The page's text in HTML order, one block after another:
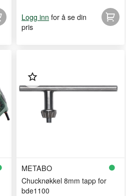
Logg inn for å se din
pris
METABO
Chucknøkkel 8mm tapp for
bde1100